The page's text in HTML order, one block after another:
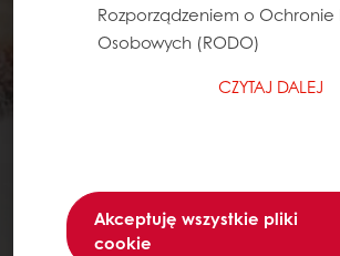
Rozporządzeniem o Ochronie
Osobowych (RODO)
CZYTAJ DALEJ
Akceptuję wszystkie pliki
cookie